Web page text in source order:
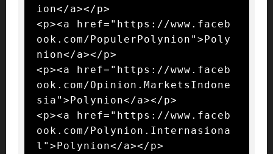
ion</a></p>
<p><a href="https://www.faceb
ook.com/PopulerPolynion">Poly
nion</a></p>
<p><a href="https://www.faceb
ook.com/Opinion.MarketsIndone
sia">Polynion</a></p>
<p><a href="https://www.faceb
ook.com/Polynion.Internasiona
l">Polynion</a></p>